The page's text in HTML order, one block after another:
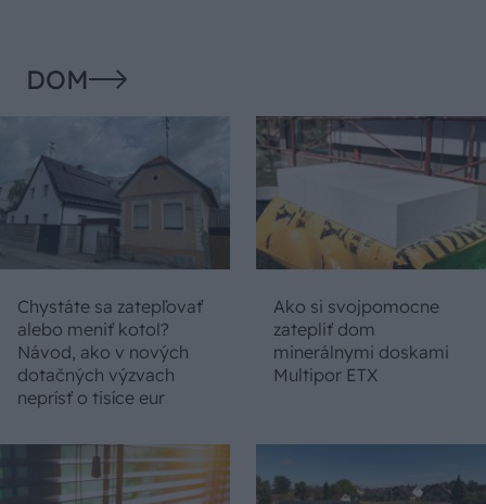
DOM
Chystáte sa zatepľovať
alebo meniť kotol?
Návod, ako v nových
dotačných výzvach
neprísť o tisíce eur
Ako si svojpomocne
zatepliť dom
minerálnymi doskami
Multipor ETX